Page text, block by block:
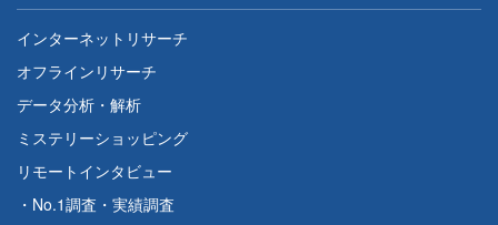
インターネットリサーチ
オフラインリサーチ
データ分析・解析
ミステリーショッピング
リモートインタビュー
・ No.1調査 ・ 実績調査